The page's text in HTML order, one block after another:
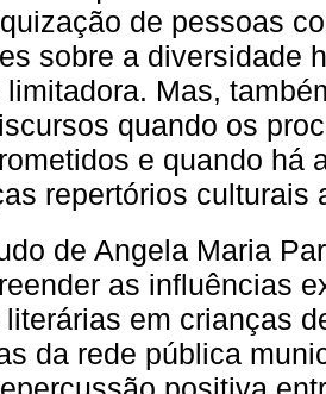
de pessoas
sobre a diversidade
limitadora. Mas,
quando os
e quando há
repertórios culturais
de Angela Maria
as influências
literárias em crianças
da rede pública